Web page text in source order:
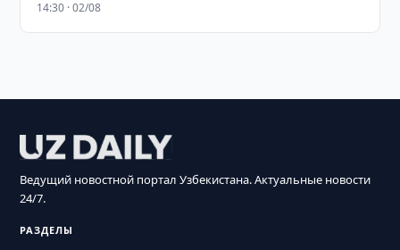
14:30 · 02/08
Ведущий новостной портал Узбекистана. Актуальные новости
24/7.
РАЗДЕЛЫ